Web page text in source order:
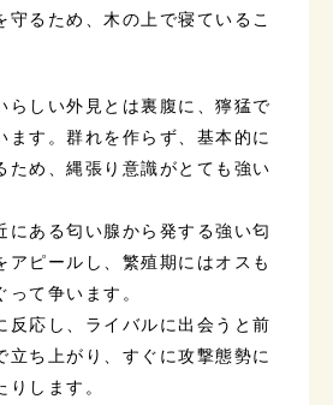
守るため、木の上で寝ているこ
らしい外見とは裏腹に、獰猛で
ます。群れを作らず、基本的に
ため、縄張り意識がとても強い
にある匂い腺から発する強い匂
アピールし、繁殖期にはオスも
って争います。
反応し、ライバルに出会うと前
立ち上がり、すぐに攻撃態勢に
します。